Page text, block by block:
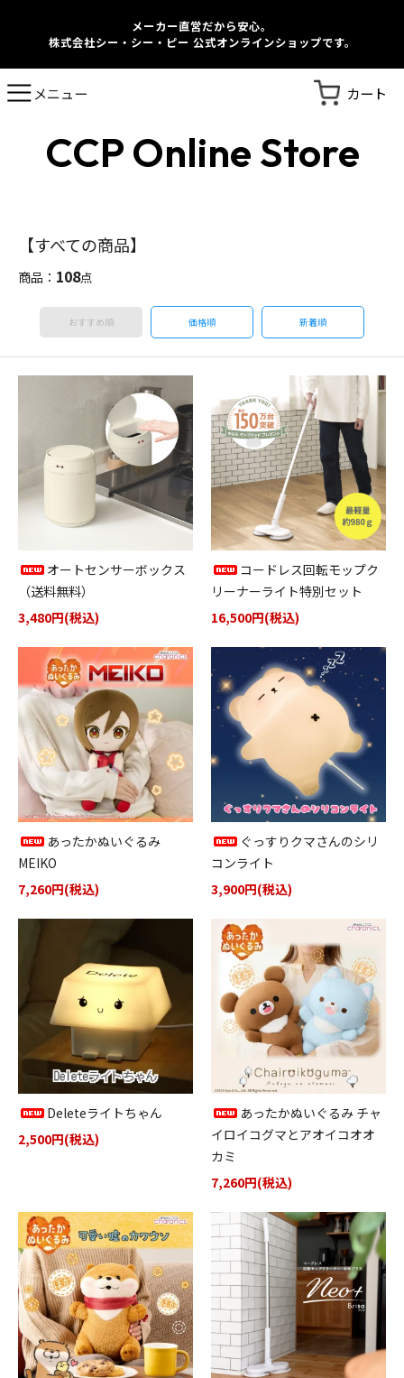
メーカー直営だから安心。
株式会社シー・シー・ピー 公式オンラインショップです。
メニュー カート
CCP Online Store
【すべての商品】
商品： 108点
おすすめ順 価格順 新着順
オートセンサーボックス
（送料無料）
3,480円(税込)
コードレス回転モップク
リーナーライト特別セット
16,500円(税込)
あったかぬいぐるみ
MEIKO
7,260円(税込)
ぐっすりクマさんのシリ
コンライト
3,900円(税込)
Deleteライトちゃん
2,500円(税込)
あったかぬいぐるみ チャ
イロイコグマとアオイコオオ
カミ
7,260円(税込)